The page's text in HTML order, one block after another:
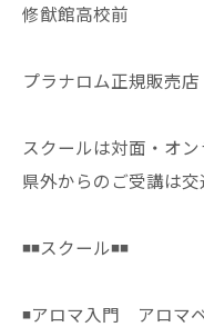
修猷館高校前
プラナロム正規販売店
スクールは対面・オ
県外からのご受講は
◾️◾️スクール◾️◾️
◾️アロマ入門 アロマ